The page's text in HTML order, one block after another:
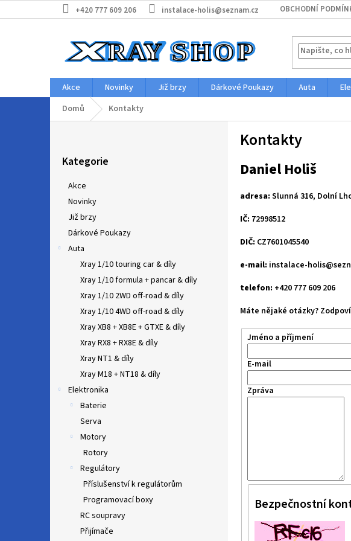
na
+420 777 609 206 instalace-holis@seznam.cz OBCHODNÍ
Akce Novinky Již brzy Dárkové Poukazy Auta
Domů
Kontakty
kategorie
Kategorie
Akce
Novinky
Již brzy
Dárkové Poukazy
Auta
Xray 1/10 touring car & díly
Xray 1/10 formula + pancar & díly
Xray 1/10 2WD off-road & díly
Xray 1/10 4WD off-road & díly
Xray XB8 + XB8E + GTXE & díly
Xray RX8 + RX8E & díly
Xray NT1 & díly
Xray M18 + NT18 & díly
Elektronika
Baterie
Serva
Motory
Rotory
Regulátory
Příslušenství k regulátorům
Programovací boxy
RC soupravy
Přijímače
Kontakty
Daniel Holiš
adresa: Slunná 316, Dolní
IČ: 72998512
DIČ: CZ7601045540
e-mail: instalace-
telefon: +420 777 609 206
Máte nějaké otázky?
Jméno a příjmení
E-mail
Zpráva
Bezpečnostní